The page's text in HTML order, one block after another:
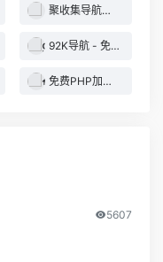
聚收集导航网 - 海量分类资源一站式导航
92K导航 - 免费自动秒收录网址导航
免费PHP加密系统 - PHP代码加密平台
5607